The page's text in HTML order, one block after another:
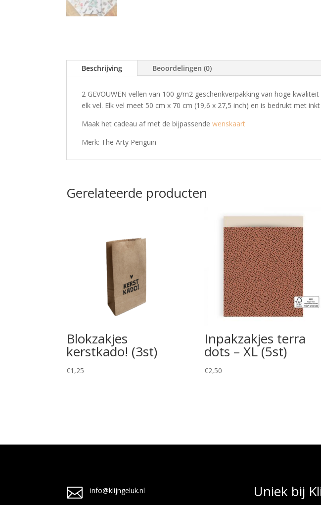
Beschrijving Beoordelingen (0)
2 GEVOUWEN vellen van 100 g/m2 geschenkverpakking van hoge
elk vel. Elk vel meet 50 cm x 70 cm (19,6 x 27,5 inch) en is bedrukt met
Maak het cadeau af met de bijpassendewenskaart
Merk: The Arty Penguin
Gerelateerde producten
Blokzakjes
kerstkado! (3st)
€1,25
Inpakzakjes terra
dots – XL (5st)
€2,50
 info@klijngeluk.nl Uniek bij